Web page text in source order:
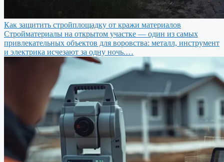
Как защитить стройплощадку от кражи материалов
Стройматериалы на открытом участке — один из самых
привлекательных объектов для воровства: металл, инструмент
и электрика исчезают за одну ночь.…